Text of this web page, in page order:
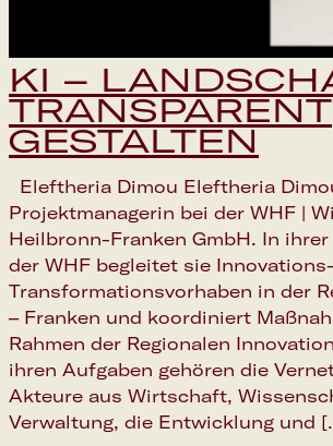
KI –
TRANSPARENT
GESTALTEN
Eleftheria Dimou Eleftheria
Projektmanagerin bei der WHF |
Heilbronn-Franken GmbH. In
der WHF begleitet sie
Transformationsvorhaben in der
– Franken und koordiniert
Rahmen der Regionalen
ihren Aufgaben gehören die
Akteure aus Wirtschaft,
Verwaltung, die Entwicklung und